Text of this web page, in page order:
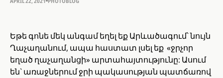
Եթե գոնե մեկ անգամ եղել եք Արևածագում՝ նույն
Ղաչաղանում, ապա հաստատ լսել եք «ջրչոր
եղած ղաչաղանցի» արտահայտությունը: Ասում
են` առաջներում ջրի պակասության պատճառով